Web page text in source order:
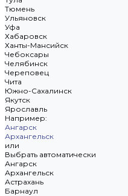
Тюмень
Ульяновск
Уфа
Хабаровск
Ханты-Мансийск
Чебоксары
Челябинск
Череповец
Чита
Южно-Сахалинск
Якутск
Ярославль
Например:
Ангарск
Архангельск
или
Выбрать автоматически
Ангарск
Архангельск
Астрахань
Барнаул